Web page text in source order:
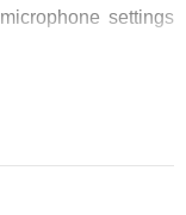
settings